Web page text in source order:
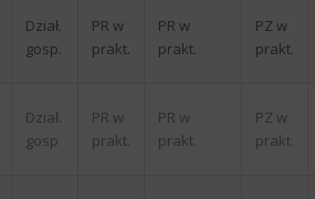
Dział.
gosp.
PR w
prakt.
PR w
prakt.
PZ w
prakt.
Dział.
gosp
PR w
prakt.
PR w
prakt.
PZ w
prakt.